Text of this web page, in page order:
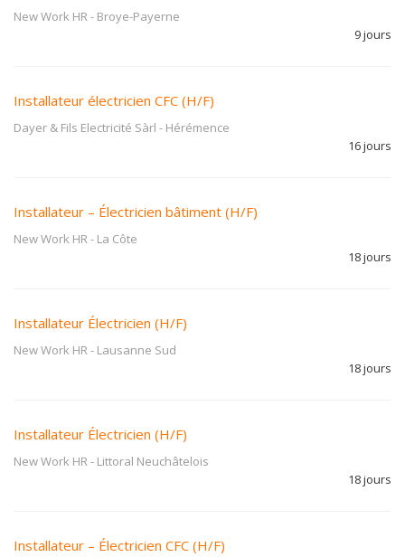
New Work HR- Broye-Payerne
9 jours
Installateur électricien CFC (H/F)
Dayer & Fils Electricité Sàrl - Hérémence
16 jours
Installateur – Électricien bâtiment (H/F)
New Work HR- La Côte
18 jours
Installateur Électricien (H/F)
New Work HR- Lausanne Sud
18 jours
Installateur Électricien (H/F)
New Work HR- Littoral Neuchâtelois
18 jours
Installateur – Électricien CFC (H/F)